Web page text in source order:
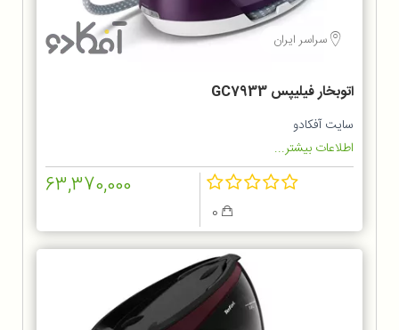
سراسر ایران
اتوبخار فیلیپس GC7933
سایت آفکادو
اطلاعات بیشتر...
63,370,000